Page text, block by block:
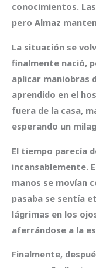
conocimientos.
pero Almaz
La situación se
finalmente nació,
aplicar maniobras
aprendido en el
fuera de la casa,
esperando un
El tiempo parecía
incansablemente.
manos se movían
pasaba se sentía
lágrimas en los
aferrándose a la
Finalmente,